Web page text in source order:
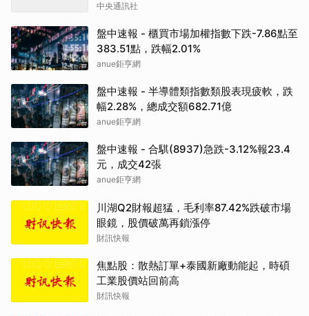
中央通訊社
盤中速報 - 櫃買市場加權指數下跌-7.86點至
383.51點，跌幅2.01%
anue鉅亨網
盤中速報 - 半導體類指數類股表現疲軟，跌
幅2.28%，總成交額682.71億
anue鉅亨網
盤中速報 - 合騏(8937)急跌-3.12%報23.4
元，成交42張
anue鉅亨網
川湖Q2財報超猛，毛利率87.42%跌破市場
眼鏡，股價破萬再鎖漲停
財訊快報
焦點股：散熱訂單+泰國新廠動能起，時碩
工業股價站回前高
財訊快報